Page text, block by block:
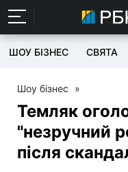
ШОУ БІЗНЕС СВЯТА
Шоу бізнес »
Темляк
"незручний
після